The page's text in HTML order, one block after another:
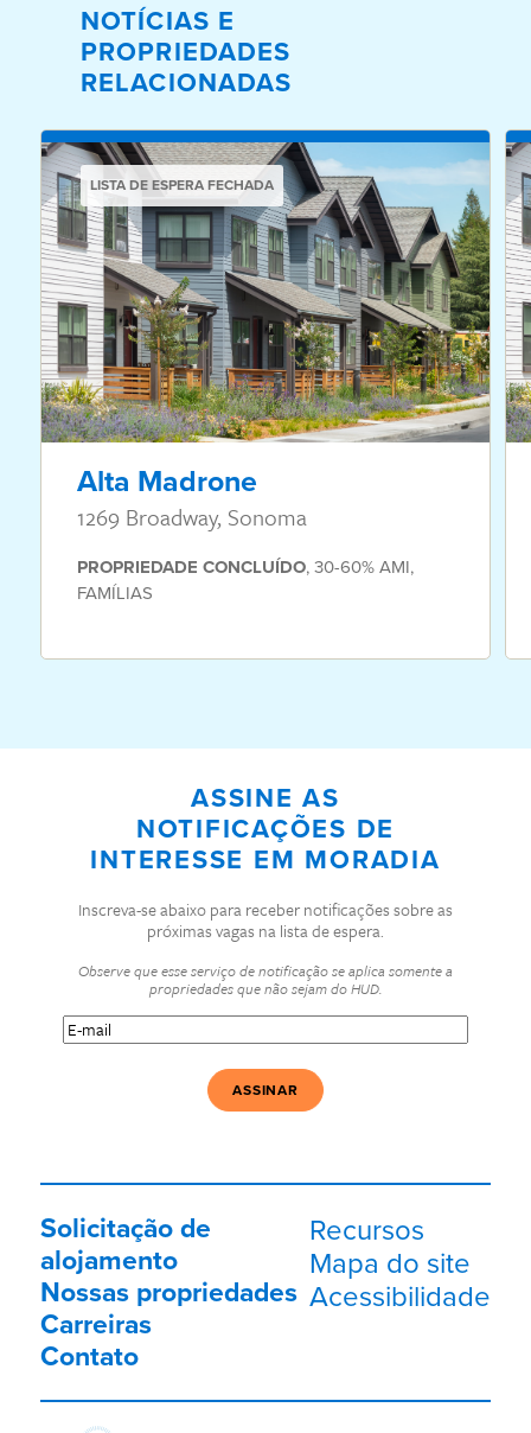
NOTÍCIAS E
PROPRIEDADES
RELACIONADAS
LISTA DE ESPERA FECHADA
Alta Madrone
1269 Broadway, Sonoma
PROPRIEDADE CONCLUÍDO,30-60% AMI,
FAMÍLIAS
ASSINE AS
NOTIFICAÇÕES DE
INTERESSE EM MORADIA
Inscreva-se abaixo para receber notificações sobre as
próximas vagas na lista de espera.
Observe que esse serviço de notificação se aplica somente a
propriedades que não sejam do HUD.
E-
mail(Obrigatório)
Solicitação de
alojamento
Nossas propriedades
Carreiras
Contato
Recursos
Mapa do site
Acessibilidade